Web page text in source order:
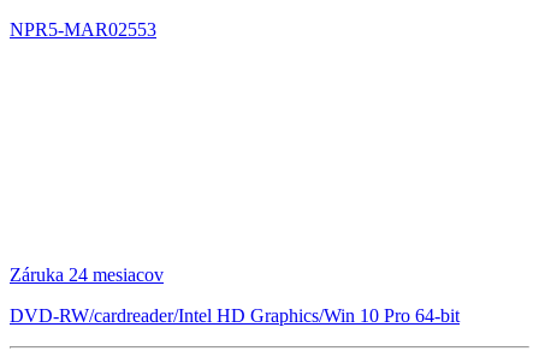
NPR5-MAR02553
Záruka 24 mesiacov
DVD-RW/cardreader/Intel HD Graphics/Win 10 Pro 64-bit